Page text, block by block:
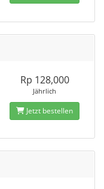
Rp 128,000
Jährlich
Jetzt bestellen